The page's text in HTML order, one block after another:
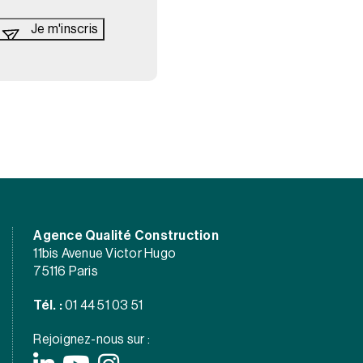
Agence Qualité Construction
11bis Avenue Victor Hugo
75116 Paris
Tél. : 01 44 51 03 51
Rejoignez-nous sur :